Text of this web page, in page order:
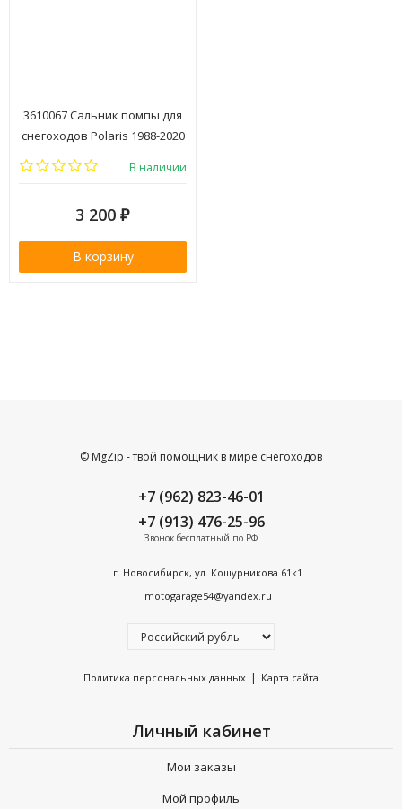
3610067 Сальник помпы для
снегоходов Polaris 1988-2020
В наличии
3 200 ₽
В корзину
© MgZip - твой помощник в мире снегоходов
+7 (962) 823-46-01
+7 (913) 476-25-96
Звонок бесплатный по РФ
г. Новосибирск, ул. Кошурникова 61к1
motogarage54@yandex.ru
Политика персональных данных | Карта сайта
Личный кабинет
Мои заказы
Мой профиль